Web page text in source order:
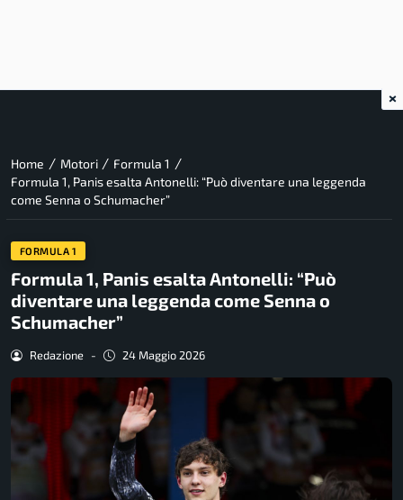
Home / Motori / Formula 1 /
Formula 1, Panis esalta Antonelli: “Può diventare una leggenda
come Senna o Schumacher”
FORMULA 1
Formula 1, Panis esalta Antonelli: “Può
diventare una leggenda come Senna o
Schumacher”
Redazione - 24 Maggio 2026
×